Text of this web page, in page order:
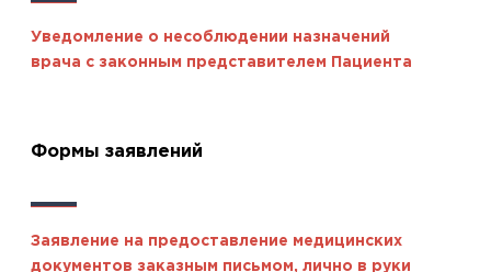
Уведомление о несоблюдении назначений
врача с законным представителем Пациента
Формы заявлений
Заявление на предоставление медицинских
документов заказным письмом, лично в руки